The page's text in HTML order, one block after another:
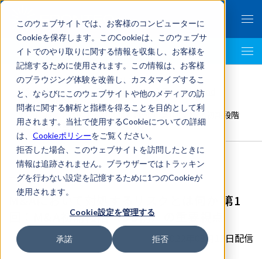
このウェブサイトでは、お客様のコンピューターに
Cookieを保存します。このCookieは、このウェブサ
イトでのやり取りに関する情報を収集し、お客様を
記憶するために使用されます。この情報は、お客様
のブラウジング体験を改善し、カスタマイズするこ
と、ならびにこのウェブサイトや他のメディアの訪
問者に関する解析と指標を得ることを目的として利
用されます。当社で使用するCookieについての詳細
は、 Cookieポリシーをご覧ください。
拒否した場合、このウェブサイトを訪問したときに
情報は追跡されません。ブラウザーではトラッキン
グを行わない設定を記憶するために1つのCookieが
使用されます。
Cookie設定を管理する
承諾 拒否
LegalTech AI Top
FRONTEO Legal Link Portal >
M＆A,Skadden Arps Slate Meagher & Flom LLP and
Affiliat,国際法務 >
M&Aにおいて対処するリスクとは何か 第1回：M&A初期段階
（DD前）の重要視点
M&Aにおいて対処するリスクとは何か 第1
回：M&A初期段階（DD前）の重要視点
2022年08月12日配信